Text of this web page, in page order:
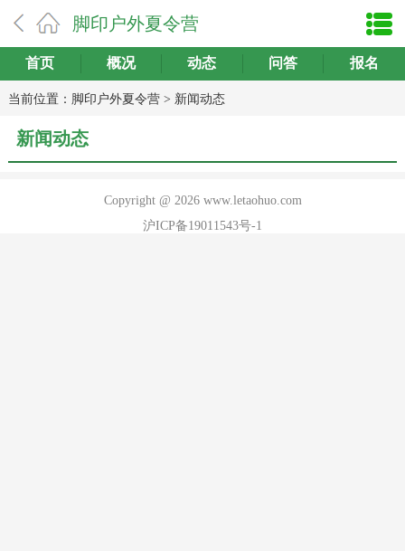
脚印户外夏令营
首页 概况 动态 问答 报名
当前位置： 脚印户外夏令营> 新闻动态
新闻动态
Copyright @ 2026 www.letaohuo.com
沪ICP备19011543号-1